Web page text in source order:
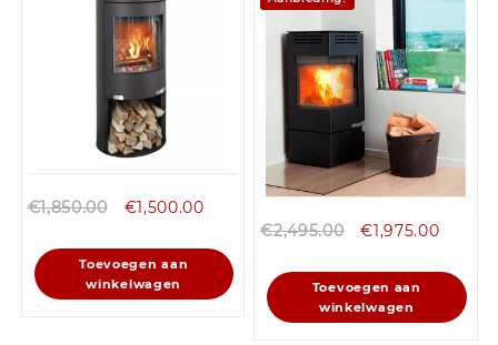
€1,850.00 €1,500.00
Toevoegen aan
winkelwagen
€2,495.00 €1,975.00
Toevoegen aan
winkelwagen